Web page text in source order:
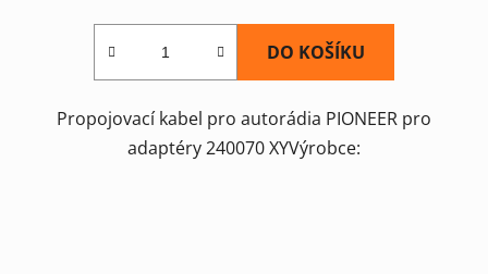
DO KOŠÍKU
Propojovací kabel pro autorádia PIONEER pro
adaptéry 240070 XYVýrobce: